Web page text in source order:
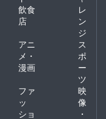
飲食
店
レ
ン
ジ
アニ
メ・
漫画
ス
ポ
ー
ツ
ファ
ッ
ショ
映
像
・